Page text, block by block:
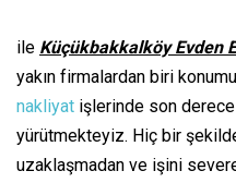
ile Küçükbakkalköy Evden
yakın firmalardan biri
nakliyat işlerinde son
yürütmekteyiz. Hiç bir
uzaklaşmadan ve işini